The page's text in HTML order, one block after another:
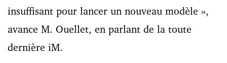
insuffisant pour lancer un nouveau modèle »,
avance M. Ouellet, en parlant de la toute
dernière iM.